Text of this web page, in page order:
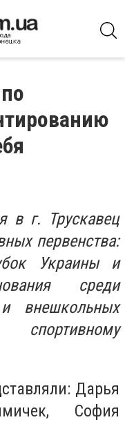
в г. Трускавец
первенства:
Украины и
среди
внешкольных
Дарья
София